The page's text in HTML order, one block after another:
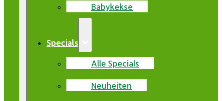
Babykekse
Specials
Alle Specials
Neuheiten